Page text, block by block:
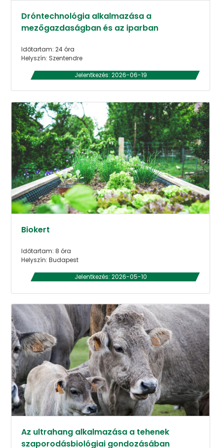
Dróntechnológia alkalmazása a
mezőgazdaságban és az iparban
Időtartam: 24 óra
Helyszín: Szentendre
Jelentkezés: 2026-06-19
Biokert
Időtartam: 8 óra
Helyszín: Budapest
Jelentkezés: 2026-05-10
Az ultrahang alkalmazása a tehenek
szaporodásbiológiai gondozásában